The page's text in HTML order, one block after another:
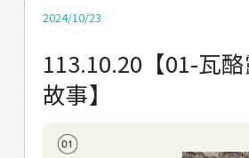
qucengecengel、kudrailjailj
徵。 ＊注意：不同部落對於芋頭種類和名稱有
所不同，因此名稱和用途可能
兒文健站長者群、范富源耆老
雜草，再用鋤頭把土鬆開並清
按照均等的間隔種植，這樣土
確保土地利用的最大化。芋頭
法！】 長者分享說，收成後，如果數量很多，
2024/10/23
113.10.20【01-瓦
故事】